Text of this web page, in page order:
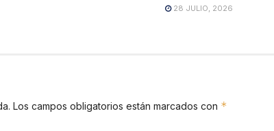
28 JULIO, 2026
Los campos obligatorios están marcados con *